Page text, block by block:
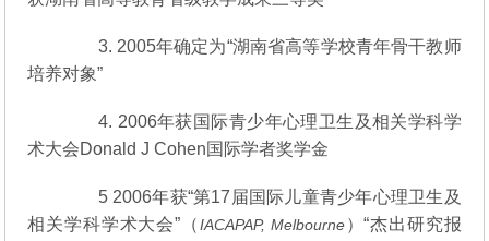
3. 2005年确定为“湖南省高等学校青年骨干教师
培养对象”
4. 2006年获国际青少年心理卫生及相关学科学
术大会Donald J Cohen国际学者奖学金
5 2006年获“第17届国际儿童青少年心理卫生及
相关学科学术大会”（IACAPAP, Melbourne）“杰出研究报